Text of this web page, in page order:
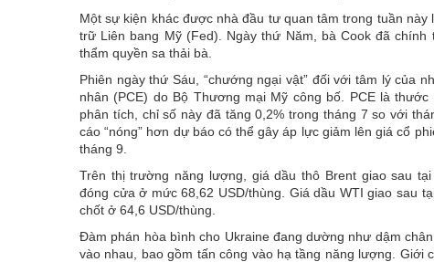
Một sự kiện khác được nhà đầu tư quan tâm trong tuần
trữ Liên bang Mỹ (Fed). Ngày thứ Năm, bà Cook đã
thẩm quyền sa thải bà.
Phiên ngày thứ Sáu, “chướng ngại vật” đối với tâm lý của
nhân (PCE) do Bộ Thương mại Mỹ công bố. PCE là
phân tích, chỉ số này đã tăng 0,2% trong tháng 7 so với
cáo “nóng” hơn dự báo có thể gây áp lực giảm lên giá cổ
tháng 9.
Trên thị trường năng lượng, giá dầu thô Brent giao sau
đóng cửa ở mức 68,62 USD/thùng. Giá dầu WTI giao sau
chốt ở 64,6 USD/thùng.
Đàm phán hòa bình cho Ukraine đang dường như dậm
vào nhau, bao gồm tấn công vào hạ tầng năng lượng. Giới